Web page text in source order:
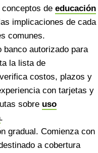
conceptos deeducación
implicaciones de cada
comunes.
banco autorizado para
la lista de
costos, plazos y
con tarjetas y
sobre uso
.
gradual. Comienza con
a cobertura